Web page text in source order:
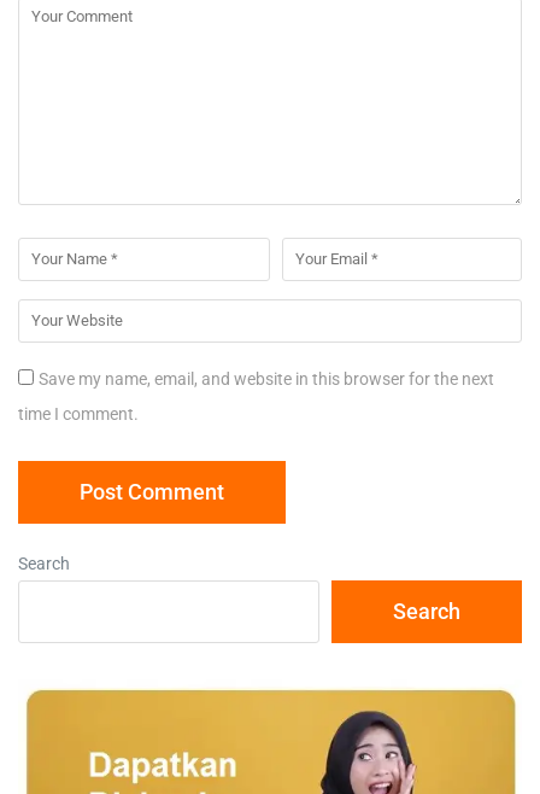
Save my name, email, and website in this browser for the next
time I comment.
Search
Search